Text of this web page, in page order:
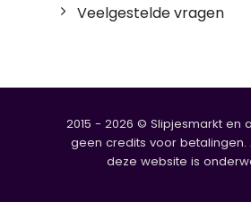
Veelgestelde vragen
2015 - 2026 © Slipjesmarkt en
geen credits voor betalingen.
deze website is